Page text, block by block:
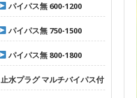
パイパス無 600-1200
パイパス無 750-1500
パイパス無 800-1800
止水プラグ マルチバイパス付